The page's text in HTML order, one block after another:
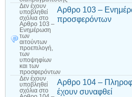
Δεν έχουν
υποβληθεί
σχόλια στο
Αρθρο 103 –
Ενημέρωση
των
αιτούντων
προεπιλογή,
των
υποψηφίων
και των
προσφερόντων
Αρθρο 103 –
προσφερόντων
Δεν έχουν
υποβληθεί
σχόλια στο
Αρθρο 104 –
έχουν συναφθεί